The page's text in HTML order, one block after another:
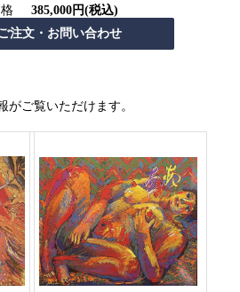
385,000円(税込)
ご覧いただけます。